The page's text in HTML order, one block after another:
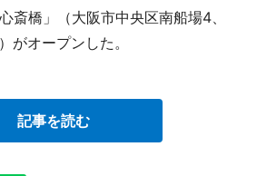
斎橋」（大阪市中央区南船場4、
オープンした。
記事を読む